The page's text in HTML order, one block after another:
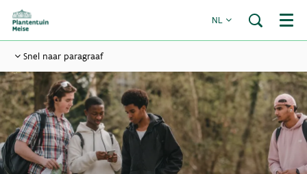
NL Menu
Snel naar paragraaf